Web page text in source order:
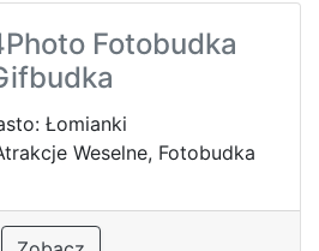
Fotobudka
Łomianki
Weselne, Fotobudka